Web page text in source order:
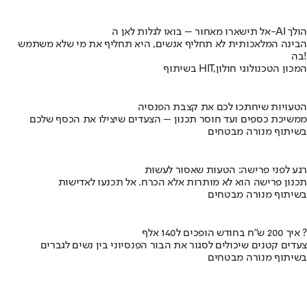
אל תישארו מאחור – בואו לגלות לאן ה-AI הולך
הבינה המלאכותית לא תחליף אנשים, היא תחליף את מי שלא משתמש
בה!
בשיתוף HIT,המכון הטכנולוגי חולון
הטעויות שיחתכו לכם את קצבת הפנסיה
ממשיכת כספים ועד חוסר תכנון – הצעדים שיצילו את הכסף שלכם
בשיתוף מנורה מבטחים
רגע לפני פרישה: הטעות שאסור לעשות
תכנון פרישה הוא לא מותרות אלא הכרח. אל תכנעו לאדישות
בשיתוף מנורה מבטחים
איך 200 ש"ח בחודש הופכים ל140 אלף ?
צעדים קטנים שיכולים לסגור את הבור הפנסיוני בין נשים לגברים
בשיתוף מנורה מבטחים